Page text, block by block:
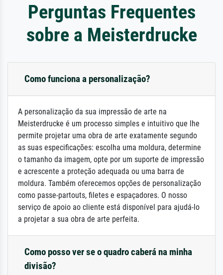
Perguntas Frequentes
sobre a Meisterdrucke
Como funciona a personalização?
A personalização da sua impressão de arte na
Meisterdrucke é um processo simples e intuitivo que lhe
permite projetar uma obra de arte exatamente segundo
as suas especificações: escolha uma moldura, determine
o tamanho da imagem, opte por um suporte de impressão
e acrescente a proteção adequada ou uma barra de
moldura. Também oferecemos opções de personalização
como passe-partouts, filetes e espaçadores. O nosso
serviço de apoio ao cliente está disponível para ajudá-lo
a projetar a sua obra de arte perfeita.
Como posso ver se o quadro caberá na minha
divisão?